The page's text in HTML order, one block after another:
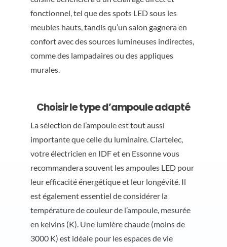
fonctionnel, tel que des spots LED sous les
meubles hauts, tandis qu’un salon gagnera en
confort avec des sources lumineuses indirectes,
comme des lampadaires ou des appliques
murales.
Choisir le type d’ampoule adapté
La sélection de l’ampoule est tout aussi
importante que celle du luminaire. Clartelec,
votre électricien en IDF et en Essonne vous
recommandera souvent les ampoules LED pour
leur efficacité énergétique et leur longévité. Il
est également essentiel de considérer la
température de couleur de l’ampoule, mesurée
en kelvins (K). Une lumière chaude (moins de
3000 K) est idéale pour les espaces de vie